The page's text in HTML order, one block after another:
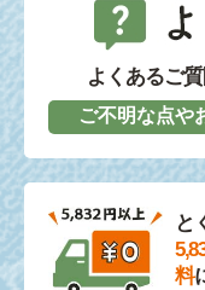
よくあるご
ご不明な点や
と
料